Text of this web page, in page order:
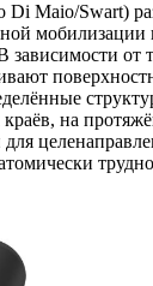
Maio/Swart)
мобилизации
от
на